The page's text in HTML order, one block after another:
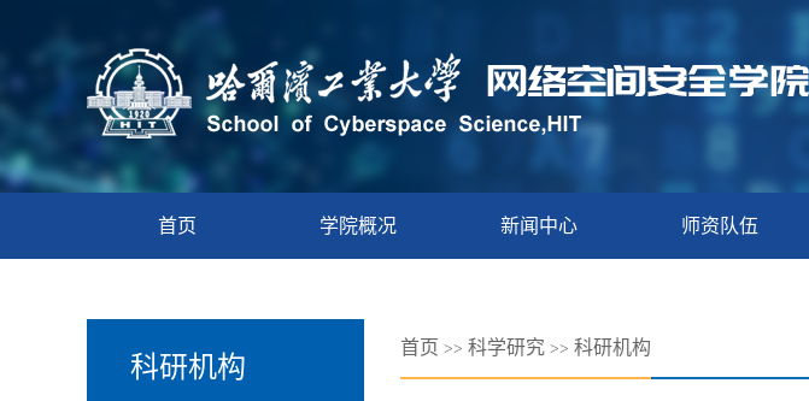
首页 学院概况 新闻中心 师资队伍
科研机构
首页 >> 科学研究 >> 科研机构